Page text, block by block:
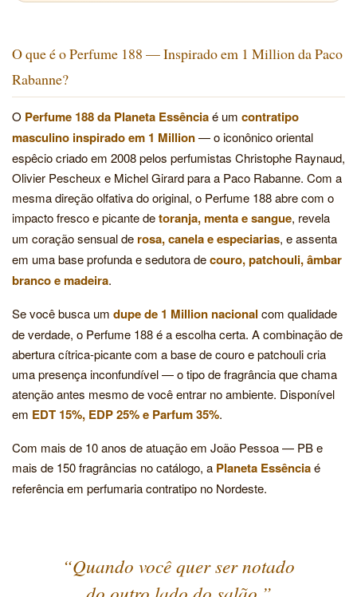
O que é o Perfume 188 — Inspirado em 1 Million da Paco
Rabanne?
O Perfume 188 da Planeta Essênciaé um contratipo
masculino inspirado em 1 Million— o iconônico oriental
espêcio criado em 2008 pelos perfumistas Christophe Raynaud,
Olivier Pescheux e Michel Girard para a Paco Rabanne. Com a
mesma direção olfativa do original, o Perfume 188 abre com o
impacto fresco e picante detoranja, menta e sangue, revela
um coração sensual de rosa, canela e especiarias, e assenta
em uma base profunda e sedutora decouro, patchouli, âmbar
branco e madeira.
Se você busca um dupe de 1 Million nacional com qualidade
de verdade, o Perfume 188 é a escolha certa. A combinação de
abertura cítrica-picante com a base de couro e patchouli cria
uma presença inconfundível — o tipo de fragrância que chama
atenção antes mesmo de você entrar no ambiente. Disponível
em EDT 15%, EDP 25% e Parfum 35%.
Com mais de 10 anos de atuação em João Pessoa — PB e
mais de 150 fragrâncias no catálogo, a Planeta Essênciaé
referência em perfumaria contratipo no Nordeste.
“Quando você quer ser notado